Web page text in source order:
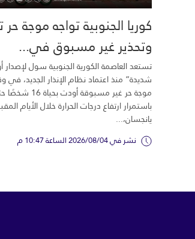
وتحذير غير مسبوق في...
تستعد العاصمة الكورية الجنوبية سول
شديدة” منذ اعتماد نظام الإنذار الجديد،
موجة حر غير
باستمرار ارتفاع درجات الحرارة خلال الأيام
يانجسان،...
نشر في 2026/08/04 الساعة 10:47 م